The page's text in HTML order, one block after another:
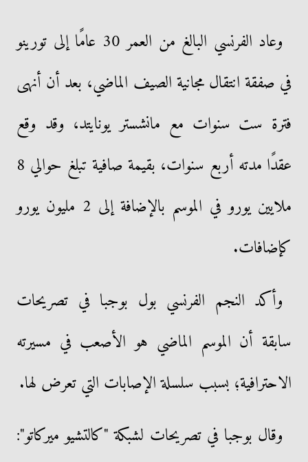
وعاد الفرنسي البالغ من العمر 30 عامًا إلى تورينو
في صفقة انتقال مجانية الصيف الماضي، بعد أن أنهى
فترة ست سنوات مع مانشستر يونايتد، وقد وقع
عقدًا مدته أربع سنوات، بقيمة صافية تبلغ حوالي 8
ملايين يورو في الموسم بالإضافة إلى 2 مليون يورو
كإضافات.
وأكد النجم الفرنسي بول بوجبا في تصريحات
سابقة أن الموسم الماضي هو الأصعب في مسيرته
الاحترافية؛ بسبب سلسلة الإصابات التي تعرض لها.
وقال بوجبا في تصريحات لشبكة "كالتشيو ميركاتو":